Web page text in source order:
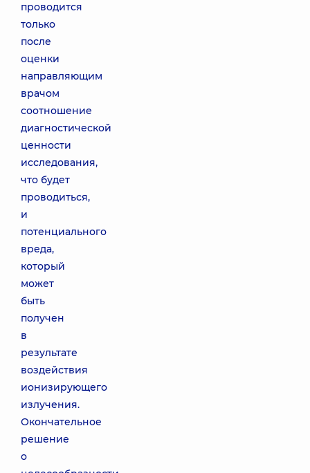
проводится
только
после
оценки
направляющим
врачом
соотношение
диагностической
ценности
исследования,
что будет
проводиться,
и
потенциального
вреда,
который
может
быть
получен
в
результате
воздействия
ионизирующего
излучения.
Окончательное
решение
о